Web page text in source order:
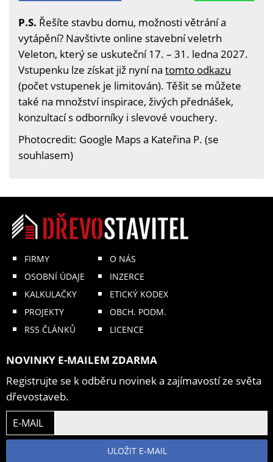
P.S. Řešíte stavbu domu, možnosti větrání a
vytápění? Navštivte online stavební veletrh
Veleton, který se uskuteční 17. – 31. ledna 2027.
Vstupenku lze získat již nyní na tomto odkazu
(počet vstupenek je limitován). Těšit se můžete
také na množství inspirace, živých přednášek,
konzultací s odborníky i slevové vouchery.
Photocredit: Google Maps a Kateřina P. (se
souhlasem)
FIRMY
OSOBNÍ ÚDAJE
KALKULAČKY
PROJEKTY
RSS ČLÁNKŮ
O NÁS
INZERCE
ETICKÝ KODEX
OBCH. PODM.
LICENCE
NOVINKY E-MAILEM ZDARMA
Registrujte se k odběru novinek a zajímavostí ze světa
dřevostaveb.
E-MAIL
ULOŽIT E-MAIL